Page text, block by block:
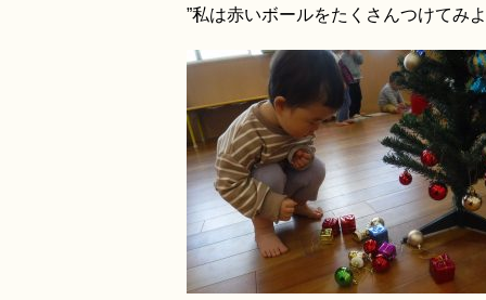
”私は赤いボールをたくさんつけてみ